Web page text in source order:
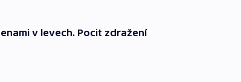
v levech. Pocit zdražení